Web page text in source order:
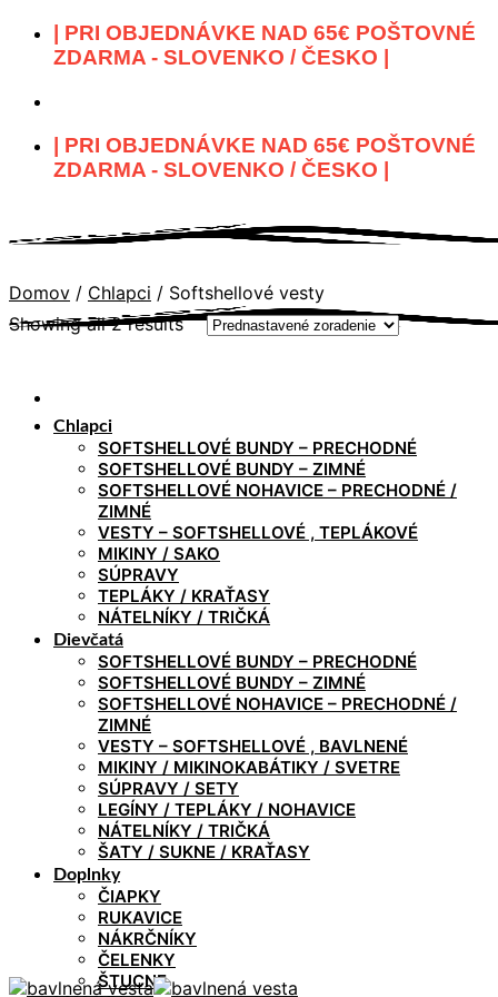
Skip
| PRI OBJEDNÁVKE NAD 65€ POŠTOVNÉ
ZDARMA - SLOVENKO / ČESKO |
| PRI OBJEDNÁVKE NAD 65€ POŠTOVNÉ
ZDARMA - SLOVENKO / ČESKO |
Chlapci
SOFTSHELLOVÉ BUNDY – PRECHODNÉ
SOFTSHELLOVÉ BUNDY – ZIMNÉ
SOFTSHELLOVÉ NOHAVICE – PRECHODNÉ /
ZIMNÉ
VESTY – SOFTSHELLOVÉ , TEPLÁKOVÉ
MIKINY / SAKO
SÚPRAVY
TEPLÁKY / KRAŤASY
NÁTELNÍKY / TRIČKÁ
Dievčatá
SOFTSHELLOVÉ BUNDY – PRECHODNÉ
SOFTSHELLOVÉ BUNDY – ZIMNÉ
SOFTSHELLOVÉ NOHAVICE – PRECHODNÉ /
ZIMNÉ
VESTY – SOFTSHELLOVÉ , BAVLNENÉ
MIKINY / MIKINOKABÁTIKY / SVETRE
SÚPRAVY / SETY
LEGÍNY / TEPLÁKY / NOHAVICE
NÁTELNÍKY / TRIČKÁ
ŠATY / SUKNE / KRAŤASY
Doplnky
ČIAPKY
RUKAVICE
NÁKRČNÍKY
ČELENKY
ŠTUCNE
Domov / Chlapci / Softshellové vesty
Showing all 2 results